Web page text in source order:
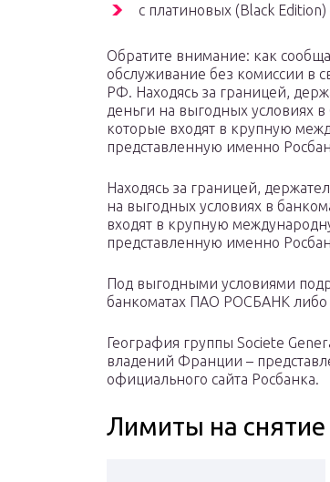
с платиновых (Black
Обратите внимание: как
обслуживание без комиссии в
РФ. Находясь за границей,
деньги на выгодных условиях
которые входят в крупную
представленную именно
Находясь за границей,
на выгодных условиях в
входят в крупную
представленную именно
Под выгодными условиями
банкоматах ПАО РОСБАНК либо
География группы Societe
владений Франции –
официального сайта Росбанка.
Лимиты на